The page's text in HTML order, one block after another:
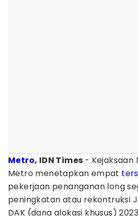
Metro, IDN Times - Kejaksaan
Metro menetapkan empat
pekerjaan penanganan long
peningkatan atau rekontruksi
DAK (dana alokasi khusus)